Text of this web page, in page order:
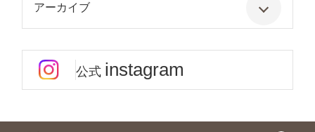
アーカイブ
公式 instagram